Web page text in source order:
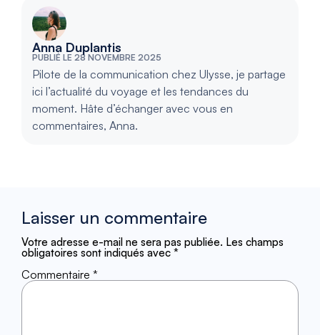
Anna Duplantis
PUBLIÉ LE 28 NOVEMBRE 2025
Pilote de la communication chez Ulysse, je partage
ici l’actualité du voyage et les tendances du
moment. Hâte d’échanger avec vous en
commentaires, Anna.
Laisser un commentaire
Votre adresse e-mail ne sera pas publiée. Les champs
obligatoires sont indiqués avec *
Commentaire *